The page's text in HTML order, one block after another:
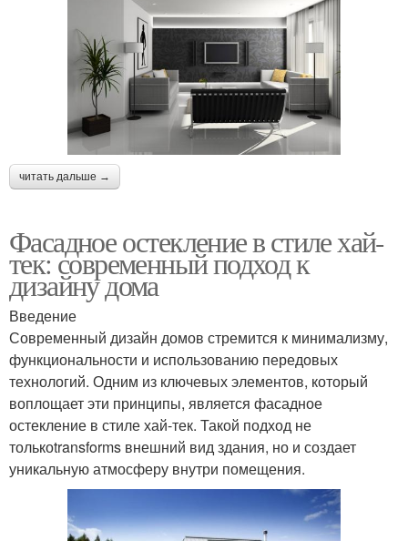
читать дальше →
Фасадное остекление в стиле хай-
тек: современный подход к
дизайну дома
Введение
Современный дизайн домов стремится к минимализму,
функциональности и использованию передовых
технологий. Одним из ключевых элементов, который
воплощает эти принципы, является фасадное
остекление в стиле хай-тек. Такой подход не
толькоtransforms внешний вид здания, но и создает
уникальную атмосферу внутри помещения.